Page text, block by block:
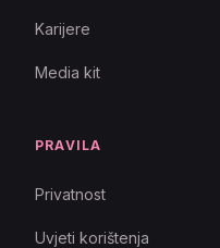
Karijere
Media kit
PRAVILA
Privatnost
Uvjeti korištenja